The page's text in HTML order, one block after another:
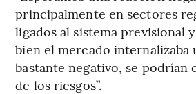
principalmente en sectores
ligados al sistema previsional
bien el mercado internalizaba
bastante negativo, se
de los riesgos”.